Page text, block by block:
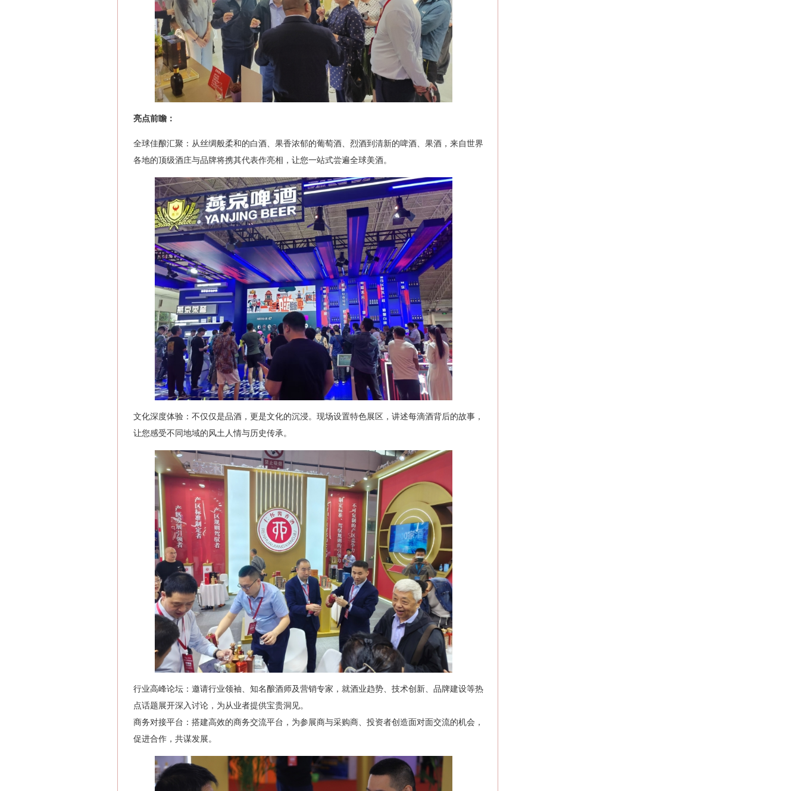
亮点前瞻‌：
全球佳酿汇聚‌：从丝绸般柔和的白酒、果香浓郁的葡萄酒、烈酒到清新的啤酒、果酒，来自世界
各地的顶级酒庄与品牌将携其代表作亮相，让您一站式尝遍全球美酒。
文化深度体验‌：不仅仅是品酒，更是文化的沉浸。现场设置特色展区，讲述每滴酒背后的故事，
让您感受不同地域的风土人情与历史传承。
行业高峰论坛‌：邀请行业领袖、知名酿酒师及营销专家，就酒业趋势、技术创新、品牌建设等热
点话题展开深入讨论，为从业者提供宝贵洞见。
商务对接平台‌：搭建高效的商务交流平台，为参展商与采购商、投资者创造面对面交流的机会，
促进合作，共谋发展。